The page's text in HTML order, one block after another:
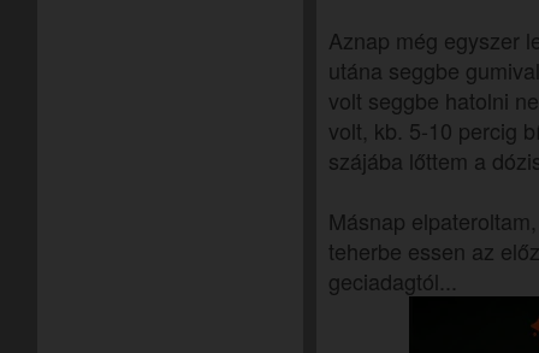
Aznap még egyszer
utána seggbe
volt seggbe hatolni
volt, kb. 5-10 percig
szájába lőttem a
Másnap
teherbe essen az
geciadagtól...